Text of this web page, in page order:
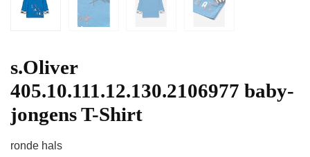
s.Oliver
405.10.111.12.130.2106977 baby-
jongens T-Shirt
ronde hals